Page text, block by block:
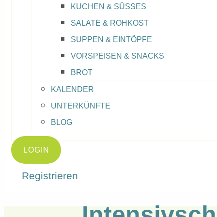
KUCHEN & SÜSSES
SALATE & ROHKOST
SUPPEN & EINTÖPFE
VORSPEISEN & SNACKS
BROT
KALENDER
UNTERKÜNFTE
BLOG
LOGIN
Registrieren